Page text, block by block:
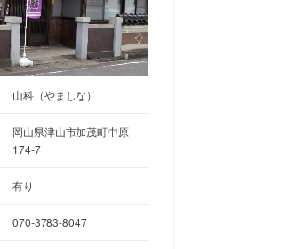
山科（やましな）
岡山県津山市加茂町中原
174-7
有り
070-3783-8047